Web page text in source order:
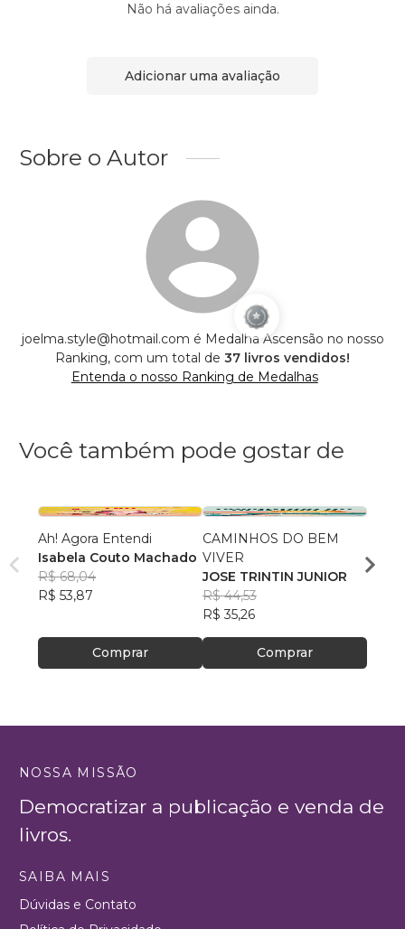
Não há avaliações ainda.
Adicionar uma avaliação
Sobre o Autor
joelma.style@hotmail.com é Medalha Ascensão no nosso
Ranking, com um total de 37 livros vendidos!
Entenda o nosso Ranking de Medalhas
Você também pode gostar de
Ah! Agora Entendi
Isabela Couto Machado
R$ 68,04
R$ 53,87
Comprar
CAMINHOS DO BEM
VIVER
JOSE TRINTIN JUNIOR
R$ 44,53
R$ 35,26
Comprar
Mãos
NOSSA MISSÃO
Democratizar a publicação e venda de
livros.
SAIBA MAIS
Dúvidas e Contato